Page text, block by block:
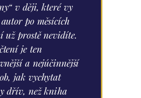
v ději, které vy
po měsících
už prostě nevidíte.
je ten
a nejúčinnější
jak vychytat
dřív, než kniha